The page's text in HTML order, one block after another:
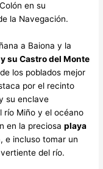
en su
la Navegación.
a Baiona y la
su Castro del Monte
los poblados mejor
por el recinto
su enclave
río Miño y el océano
en la preciosaplaya
e incluso tomar un
del río.